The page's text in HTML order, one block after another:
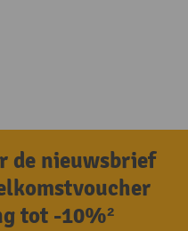
de nieuwsbrief
tot -10%²